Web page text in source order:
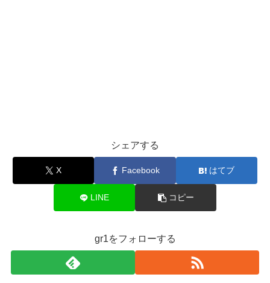
シェアする
X Facebook はてブ
LINE コピー
gr1をフォローする